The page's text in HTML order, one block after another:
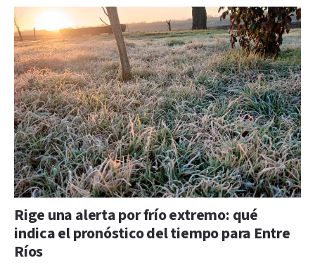
Rige una alerta por frío extremo: qué
indica el pronóstico del tiempo para Entre
Ríos